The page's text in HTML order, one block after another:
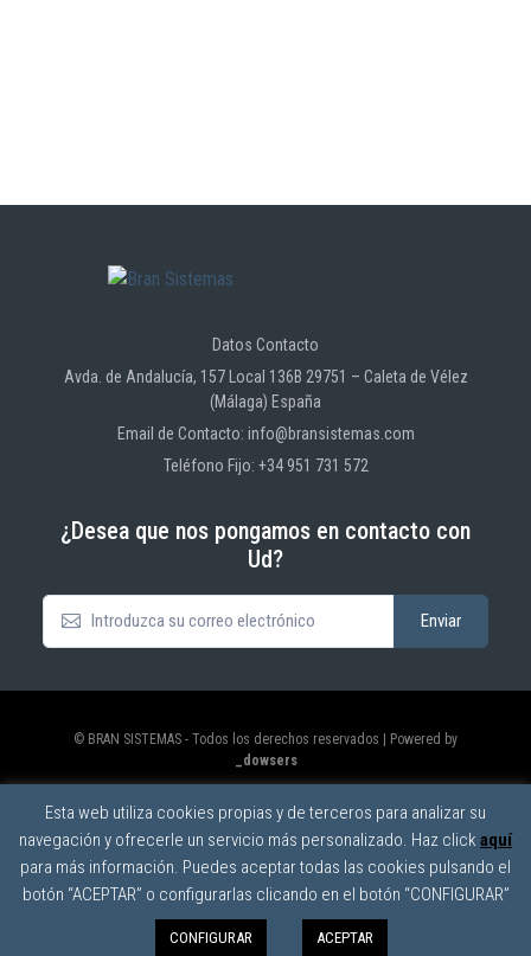
Datos Contacto
Avda. de Andalucía, 157 Local 136B 29751 – Caleta de Vélez
(Málaga) España
Email de Contacto: info@bransistemas.com
Teléfono Fijo: +34 951 731 572
¿Desea que nos pongamos en contacto con
Ud?
© BRAN SISTEMAS - Todos los derechos reservados | Powered by
_dowsers
Esta web utiliza cookies propias y de terceros para analizar su
navegación y ofrecerle un servicio más personalizado. Haz click aquí
para más información. Puedes aceptar todas las cookies pulsando el
botón “ACEPTAR” o configurarlas clicando en el botón “CONFIGURAR”
CONFIGURAR ACEPTAR